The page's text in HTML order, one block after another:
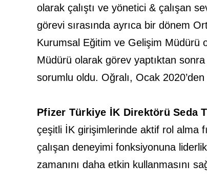
olarak çalıştı ve yönetici & çalışan
görevi sırasında ayrıca bir dönem
Kurumsal Eğitim ve Gelişim Müdürü
Müdürü olarak görev yaptıktan
sorumlu oldu. Oğralı, Ocak
Pfizer Türkiye İK Direktörü Seda
çeşitli İK girişimlerinde aktif rol alma
çalışan deneyimi fonksiyonuna
zamanını daha etkin kullanmasını